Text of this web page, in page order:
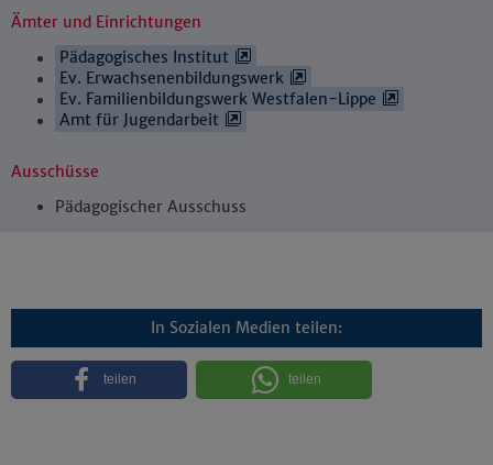
Ämter und Einrichtungen
Pädagogisches Institut
Ev. Erwachsenenbildungswerk
Ev. Familienbildungswerk Westfalen-Lippe
Amt für Jugendarbeit
Ausschüsse
Pädagogischer Ausschuss
In Sozialen Medien teilen:
teilen teilen